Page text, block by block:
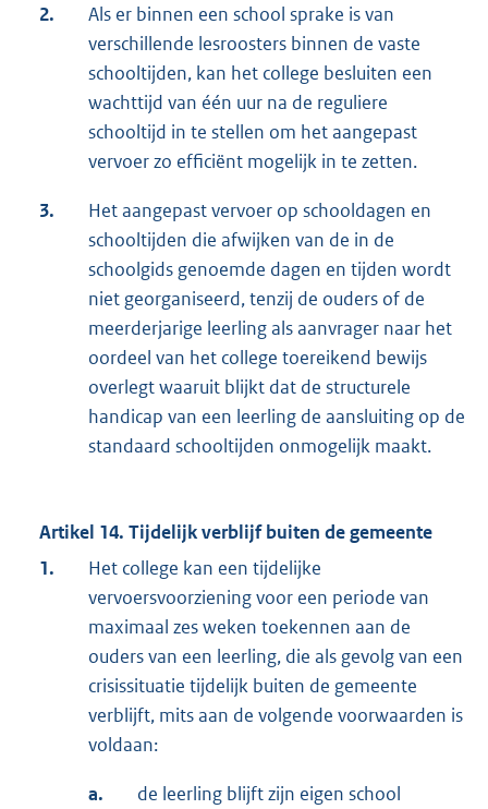
2.
Als er binnen een school sprake is van
verschillende lesroosters binnen de vaste
schooltijden, kan het college besluiten een
wachttijd van één uur na de reguliere
schooltijd in te stellen om het aangepast
vervoer zo efficiënt mogelijk in te zetten.
3.
Het aangepast vervoer op schooldagen en
schooltijden die afwijken van de in de
schoolgids genoemde dagen en tijden wordt
niet georganiseerd, tenzij de ouders of de
meerderjarige leerling als aanvrager naar het
oordeel van het college toereikend bewijs
overlegt waaruit blijkt dat de structurele
handicap van een leerling de aansluiting op de
standaard schooltijden onmogelijk maakt.
Artikel 14. Tijdelijk verblijf buiten de gemeente
1.
Het college kan een tijdelijke
vervoersvoorziening voor een periode van
maximaal zes weken toekennen aan de
ouders van een leerling, die als gevolg van een
crisissituatie tijdelijk buiten de gemeente
verblijft, mits aan de volgende voorwaarden is
voldaan:
a.
de leerling blijft zijn eigen school